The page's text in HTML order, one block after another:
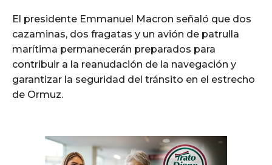
El presidente Emmanuel Macron señaló que dos
cazaminas, dos fragatas y un avión de patrulla
marítima permanecerán preparados para
contribuir a la reanudación de la navegación y
garantizar la seguridad del tránsito en el estrecho
de Ormuz.